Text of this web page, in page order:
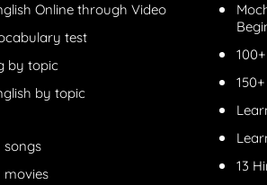
Online through Video
test
by topic
by topic
songs
movies
13